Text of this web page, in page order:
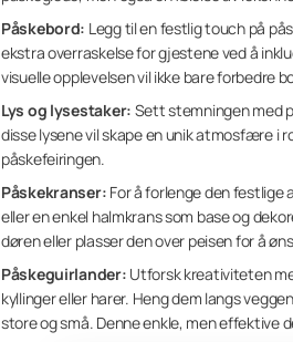
Påskebord: Legg til en festlig touch på
ekstra overraskelse for gjestene ved å
visuelle opplevelsen vil ikke bare forbedre
Lys og lysestaker: Sett stemningen med
disse lysene vil skape en unik atmosfære i
påskefeiringen.
Påskekranser: For å forlenge den
eller en enkel halmkrans som base og
døren eller plasser den over peisen for å
Påskeguirlander: Utforsk kreativiteten
kyllinger eller harer. Heng dem langs
store og små. Denne enkle, men effektive